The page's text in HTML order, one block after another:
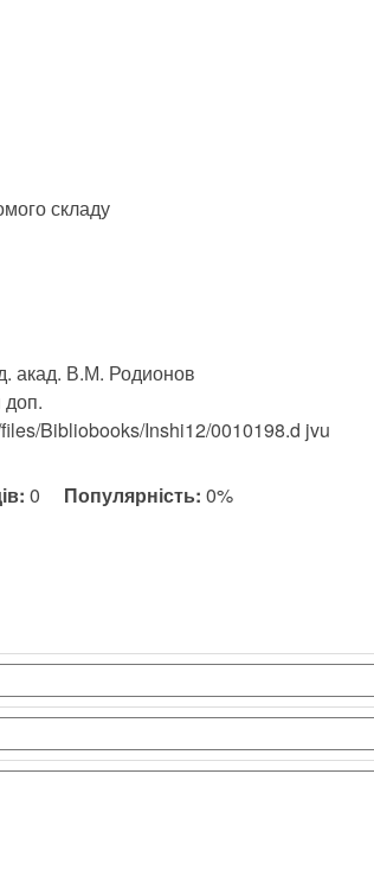
складу
акад. В.М. Родионов
доп.
Bibliobooks/Inshi12/0010198.d jvu
0 Популярність: 0%